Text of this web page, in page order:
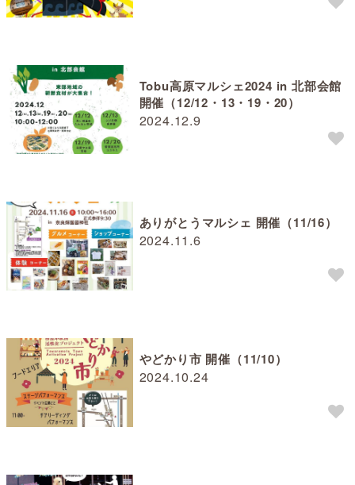
2024.12.9
Tobu高原マルシェ2024 in 北部会館
開催（12/12・13・19・20）
2024.11.6
ありがとうマルシェ 開催（11/16）
2024.10.24
やどかり市 開催（11/10）